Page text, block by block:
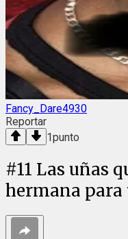
Fancy_Dare4930
Reportar
1punto
#11 Las uñas
hermana para